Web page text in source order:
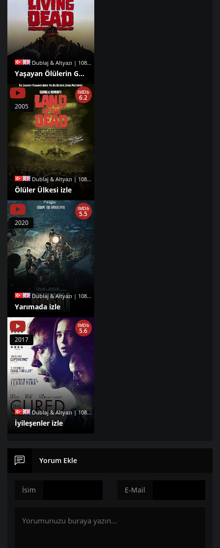
Dublaj & Altyazı | 1080p |
Yaşayan Ölülerin Gecesi izle
Dublaj & Altyazı | 1080p |
Ölüler Ülkesi izle
IMDb
6.2
2005
Dublaj & Altyazı | 1080p |
Yarımada izle
IMDb
5.5
2020
Dublaj & Altyazı | 1080p |
İyileşenler izle
IMDb
5.6
2017
Yorum Ekle
İsim E-Mail